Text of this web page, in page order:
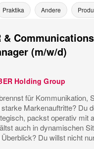
Praktika Andere
& Communications
(m/w/d)
Holding Group
für Kommunikation,
starke Markenauftritte? Du
packst operativ mit
auch in dynamischen
Du willst nicht